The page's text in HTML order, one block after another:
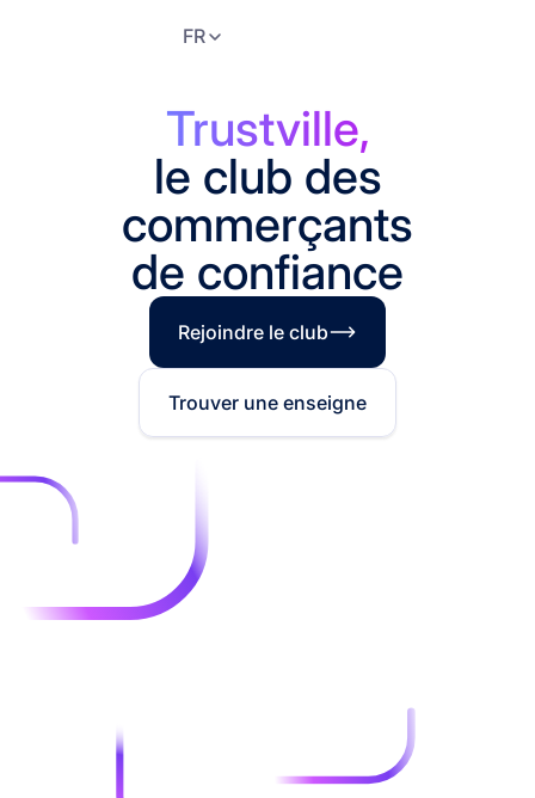
FR
Trustville,
le club des
commerçants
de confiance
Rejoindre le club
Trouver une enseigne